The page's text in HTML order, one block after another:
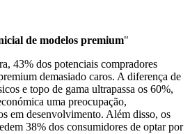
de modelos premium"
43% dos potenciais compradores
demasiado caros. A diferença de
e topo de gama ultrapassa os 60%,
uma preocupação,
em desenvolvimento. Além disso, os
38% dos consumidores de optar por